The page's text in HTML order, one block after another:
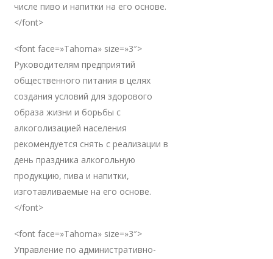
числе пиво и напитки на его основе.
</font>
<font face=»Tahoma» size=»3″>
Руководителям предприятий
общественного питания в целях
создания условий для здорового
образа жизни и борьбы с
алкоголизацией населения
рекомендуется снять с реализации в
день праздника алкогольную
продукцию, пива и напитки,
изготавливаемые на его основе.
</font>
<font face=»Tahoma» size=»3″>
Управление по административно-